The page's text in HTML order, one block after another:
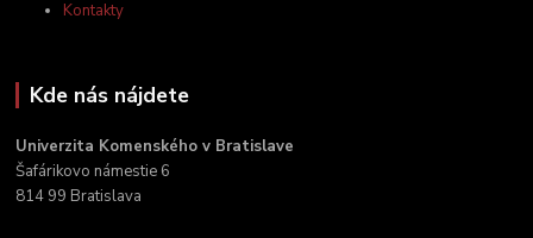
Kontakty
Kde nás nájdete
Univerzita Komenského v Bratislave
Šafárikovo námestie 6
814 99 Bratislava